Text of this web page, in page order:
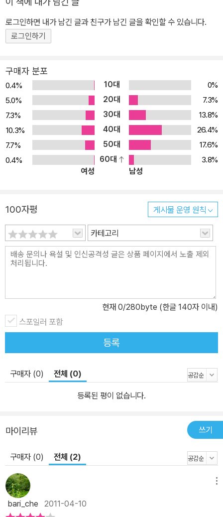
은 일체의 집착과 거기서 유래하는 괴로움이 모두 사라진 진정한 자
유, 즉 열반이다. 이 모든 과정을 관통하는 기본 철학은, 괴로움을 야
기하고 또 소멸시켜 가는 인간의 구체적 경험을 분석의 대상으로 한
다는 점에서 근본적 경험론이며, 괴로움의 소멸로 이어지는 결과에
근본적 경험론과 실용주의에 입각한 재건의 과정이 바로 초기불교의
핵심이다. 그런데 칼루파하나는 이런 초기불교의 전통이 충실히 계승
되었느냐의 여부에 따라 후대의 불교를 연속과 불연속으로 나누고 있
다.
로그인하면 내가 남긴 글과 친구가 남긴 글을 확인할 수 있습니다.
로그인하기
구매자 분포
0.4% 10대
0%
5.0%
20대
7.3%
7.3%
30대
13.8%
10.3%
40대
26.4%
7.7%
50대
17.6%
0.4%
60대
3.8%
여성
남성
100자평 게시물 운영 원칙
카테고리
현재 0/280byte (한글 140자 이내)
스포일러 포함
등록
구매자 (0) 전체 (0)
등록된 평이 없습니다.
마이리뷰 쓰기
구매자 (0) 전체 (2)
bari_che 2011-04-10